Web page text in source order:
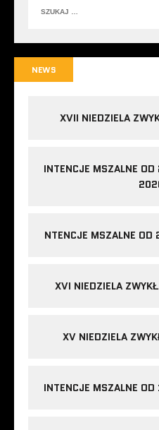
NEWS
XVII NIEDZIELA
INTENCJE MSZALNE
NTENCJE MSZALNE
XVI NIEDZIELA
XV NIEDZIELA
INTENCJE MSZALNE